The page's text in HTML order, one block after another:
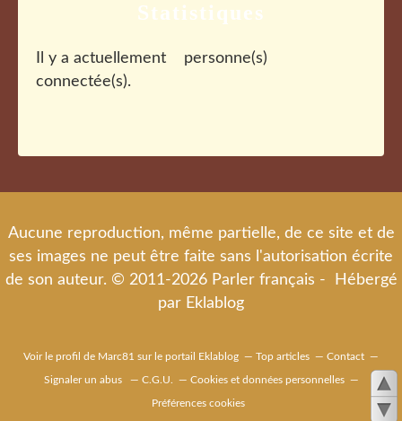
Statistiques
Il y a actuellement
personne(s)
connectée(s).
Aucune reproduction, même partielle, de ce site et de
ses images ne peut être faite sans l'autorisation écrite
de son auteur. © 2011-2026 Parler français - Hébergé
par Eklablog
Voir le profil de Marc81 sur le portail Eklablog Top articles Contact
Signaler un abus C.G.U. Cookies et données personnelles
Préférences cookies